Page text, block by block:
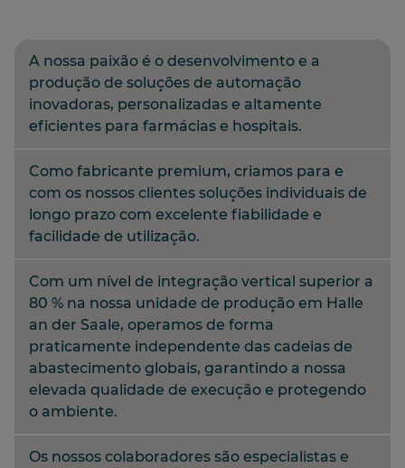
A nossa paixão é o desenvolvimento e a
produção de soluções de automação
inovadoras, personalizadas e altamente
eficientes para farmácias e hospitais.
Como fabricante premium, criamos para e
com os nossos clientes soluções individuais de
longo prazo com excelente fiabilidade e
facilidade de utilização.
Com um nível de integração vertical superior a
80 % na nossa unidade de produção em Halle
an der Saale, operamos de forma
praticamente independente das cadeias de
abastecimento globais, garantindo a nossa
elevada qualidade de execução e protegendo
o ambiente.
Os nossos colaboradores são especialistas e